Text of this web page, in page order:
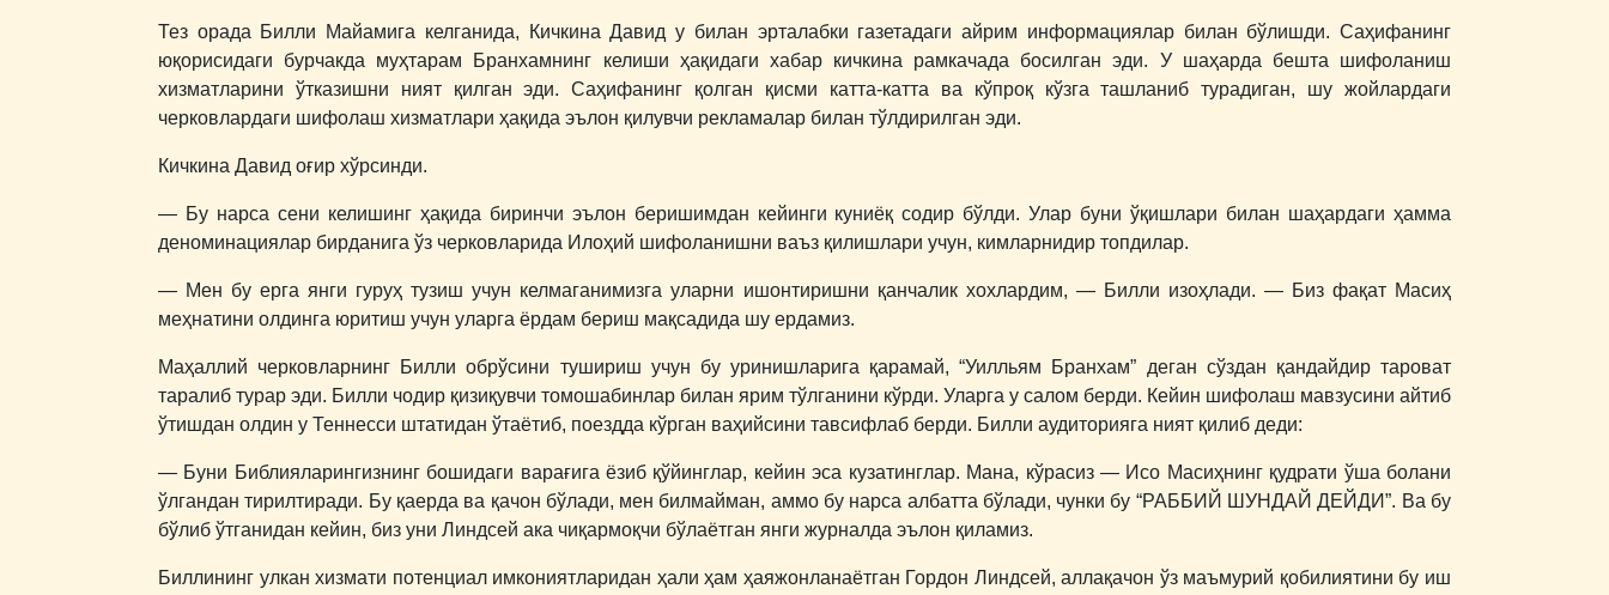
Тез орада Билли Майамига келганида, Кичкина Давид у билан эрталабки газетадаги айрим информациялар билан бўлишди. Саҳифанинг
юқорисидаги бурчакда муҳтарам Бранхамнинг келиши ҳақидаги хабар кичкина рамкачада босилган эди. У шаҳарда бешта шифоланиш
хизматларини ўтказишни ният қилган эди. Саҳифанинг қолган қисми катта-катта ва кўпроқ кўзга ташланиб турадиган, шу жойлардаги
черковлардаги шифолаш хизматлари ҳақида эълон қилувчи рекламалар билан тўлдирилган эди.
Кичкина Давид оғир хўрсинди.
― Бу нарса сени келишинг ҳақида биринчи эълон беришимдан кейинги куниёқ содир бўлди. Улар буни ўқишлари билан шаҳардаги ҳамма
деноминациялар бирданига ўз черковларида Илоҳий шифоланишни ваъз қилишлари учун, кимларнидир топдилар.
― Мен бу ерга янги гуруҳ тузиш учун келмаганимизга уларни ишонтиришни қанчалик хохлардим, ― Билли изоҳлади. ― Биз фақат Масиҳ
меҳнатини олдинга юритиш учун уларга ёрдам бериш мақсадида шу ердамиз.
Маҳаллий черковларнинг Билли обрўсини тушириш учун бу уринишларига қарамай, “Уилльям Бранхам” деган сўздан қандайдир тароват
таралиб турар эди. Билли чодир қизиқувчи томошабинлар билан ярим тўлганини кўрди. Уларга у салом берди. Кейин шифолаш мавзусини айтиб
ўтишдан олдин у Теннесси штатидан ўтаётиб, поездда кўрган ваҳийсини тавсифлаб берди. Билли аудиторияга ният қилиб деди:
― Буни Библияларингизнинг бошидаги варағига ёзиб қўйинглар, кейин эса кузатинглар. Мана, кўрасиз ― Исо Масиҳнинг қудрати ўша болани
ўлгандан тирилтиради. Бу қаерда ва қачон бўлади, мен билмайман, аммо бу нарса албатта бўлади, чунки бу “РАББИЙ ШУНДАЙ ДЕЙДИ”. Ва бу
бўлиб ўтганидан кейин, биз уни Линдсей ака чиқармоқчи бўлаётган янги журналда эълон қиламиз.
Биллининг улкан хизмати потенциал имкониятларидан ҳали ҳам ҳаяжонланаётган Гордон Линдсей, аллақачон ўз маъмурий қобилиятини бу иш